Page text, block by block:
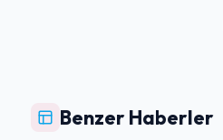
Benzer Haberler